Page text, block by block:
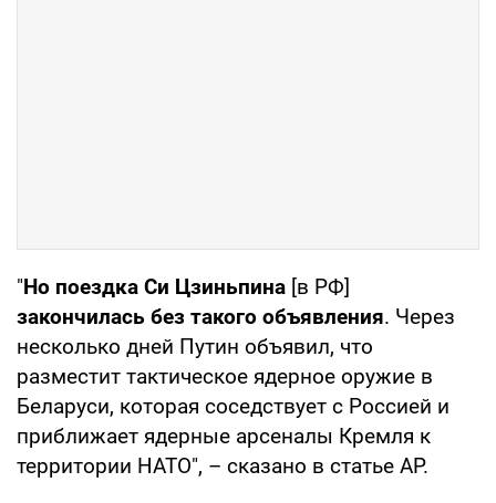
"Но поездка Си Цзиньпина [в РФ]
закончилась без такого объявления. Через
несколько дней Путин объявил, что
разместит тактическое ядерное оружие в
Беларуси, которая соседствует с Россией и
приближает ядерные арсеналы Кремля к
территории НАТО", – сказано в статье AP.